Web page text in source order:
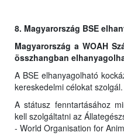
8. Magyarország BSE
Magyarország a WOAH
összhangban
A BSE elhanyagolható
kereskedelmi célokat szolgál.
A státusz fenntartásához
kell szolgáltatni az
- World Organisation for